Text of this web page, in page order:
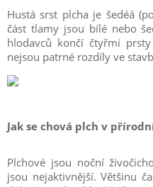
Hustá srst plcha je šedéá
část tlamy jsou bílé nebo
hlodavců končí čtyřmi
nejsou patrné rozdíly ve
Jak se chová plch v
Plchové jsou noční
jsou nejaktivnější. Většinu